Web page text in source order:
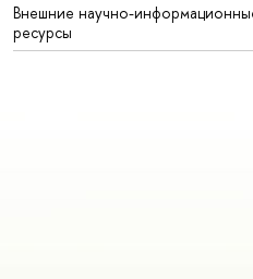
Внешние научно-
ресурсы